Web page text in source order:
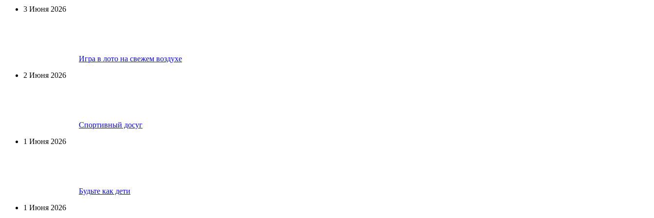
3 Июня 2026
Игра в лото на свежем воздухе
2 Июня 2026
Спортивный досуг
1 Июня 2026
Будьте как дети
1 Июня 2026